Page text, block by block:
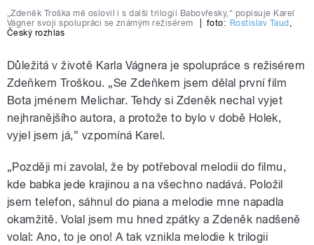
„Zdeněk Troška mě oslovil i s další trilogií Babovřesky,“ popisuje Karel
Vágner svoji spolupráci se známým režisérem
foto: Rostislav Taud ,
Český rozhlas
Důležitá v životě Karla Vágnera je spolupráce s režisérem
Zdeňkem Troškou. „Se Zdeňkem jsem dělal první film
Bota jménem Melichar. Tehdy si Zdeněk nechal vyjet
nejhranějšího autora, a protože to bylo v době Holek,
vyjel jsem já,” vzpomíná Karel.
„Později mi zavolal, že by potřeboval melodii do filmu,
kde babka jede krajinou a na všechno nadává. Položil
jsem telefon, sáhnul do piana a melodie mne napadla
okamžitě. Volal jsem mu hned zpátky a Zdeněk nadšeně
volal: Ano, to je ono! A tak vznikla melodie k trilogii